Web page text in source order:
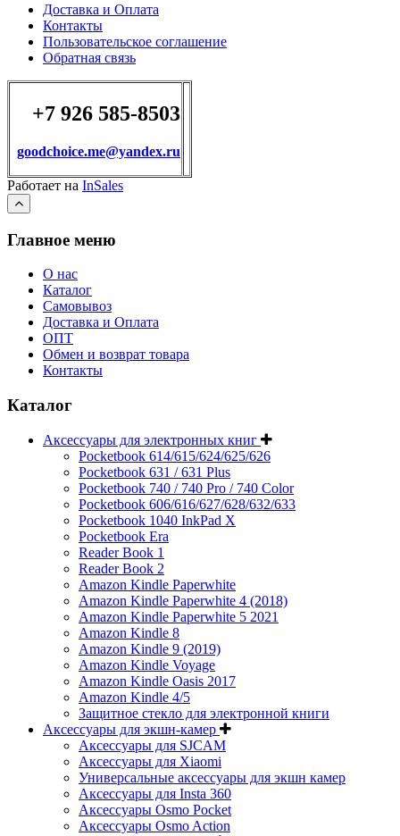
Доставка и Оплата
Контакты
Пользовательское соглашение
Обратная связь
+7 926 585-8503
goodchoice.me@yandex.ru
Работает на InSales
Главное меню
О нас
Каталог
Самовывоз
Доставка и Оплата
ОПТ
Обмен и возврат товара
Контакты
Каталог
Аксессуары для электронных книг
Pocketbook 614/615/624/625/626
Pocketbook 631 / 631 Plus
Pocketbook 740 / 740 Pro / 740 Color
Pocketbook 606/616/627/628/632/633
Pocketbook 1040 InkPad X
Pocketbook Era
Reader Book 1
Reader Book 2
Amazon Kindle Paperwhite
Amazon Kindle Paperwhite 4 (2018)
Amazon Kindle Paperwhite 5 2021
Amazon Kindle 8
Amazon Kindle 9 (2019)
Amazon Kindle Voyage
Amazon Kindle Oasis 2017
Amazon Kindle 4/5
Защитное стекло для электронной книги
Аксессуары для экшн-камер
Аксессуары для SJCAM
Аксессуары для Xiaomi
Универсальные аксессуары для экшн камер
Аксессуары для Insta 360
Аксессуары Osmo Pocket
Аксессуары Osmo Action